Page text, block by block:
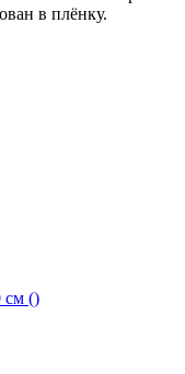
в плёнку.
см ()